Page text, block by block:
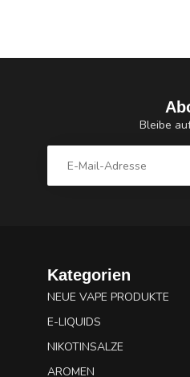
Bleibe
Kategorien
NEUE VAPE PRODUKTE
E-LIQUIDS
NIKOTINSALZE
AROMEN